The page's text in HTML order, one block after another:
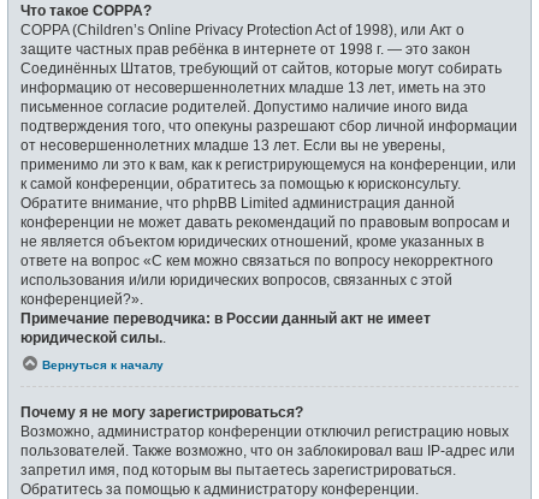
Что такое COPPA?
COPPA (Children’s Online Privacy Protection Act of 1998), или Акт о
защите частных прав ребёнка в интернете от 1998 г. — это закон
Соединённых Штатов, требующий от сайтов, которые могут собирать
информацию от несовершеннолетних младше 13 лет, иметь на это
письменное согласие родителей. Допустимо наличие иного вида
подтверждения того, что опекуны разрешают сбор личной информации
от несовершеннолетних младше 13 лет. Если вы не уверены,
применимо ли это к вам, как к регистрирующемуся на конференции, или
к самой конференции, обратитесь за помощью к юрисконсульту.
Обратите внимание, что phpBB Limited администрация данной
конференции не может давать рекомендаций по правовым вопросам и
не является объектом юридических отношений, кроме указанных в
ответе на вопрос «С кем можно связаться по вопросу некорректного
использования и/или юридических вопросов, связанных с этой
конференцией?».
Примечание переводчика: в России данный акт не имеет
юридической силы.
Вернуться к началу
Почему я не могу зарегистрироваться?
Возможно, администратор конференции отключил регистрацию новых
пользователей. Также возможно, что он заблокировал ваш IP-адрес или
запретил имя, под которым вы пытаетесь зарегистрироваться.
Обратитесь за помощью к администратору конференции.